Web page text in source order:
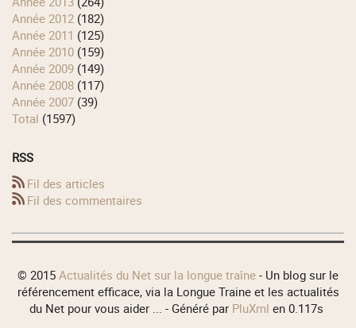
année 2012 (182)
année 2011 (125)
année 2010 (159)
année 2009 (149)
année 2008 (117)
année 2007 (39)
total (1597)
RSS
Fil des articles
Fil des commentaires
© 2015 Actualités du Net sur la longue traîne - Un blog sur le
référencement efficace, via la Longue Traine et les actualités
du Net pour vous aider ... - Généré par PluXml en 0.117s